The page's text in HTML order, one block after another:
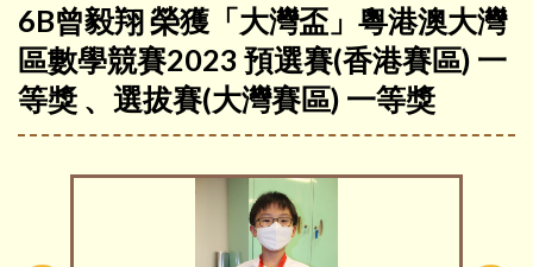
6B曾毅翔 榮獲「大灣盃」粵港澳大灣
區數學競賽2023 預選賽(香港賽區) 一
等獎 、選拔賽(大灣賽區) 一等獎